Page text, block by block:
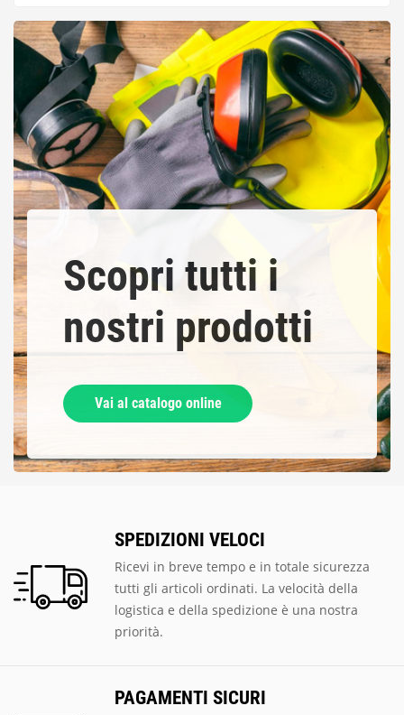
Scopri tutti i
nostri prodotti
Vai al catalogo online
SPEDIZIONI VELOCI
Ricevi in breve tempo e in totale sicurezza
tutti gli articoli ordinati. La velocità della
logistica e della spedizione è una nostra
priorità.
PAGAMENTI SICURI